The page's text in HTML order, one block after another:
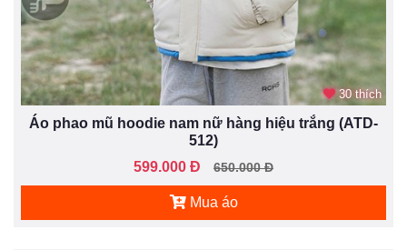
30 thích
Áo phao mũ hoodie nam nữ hàng hiệu trắng (ATD-
512)
599.000 Đ
650.000 Đ
Mua áo